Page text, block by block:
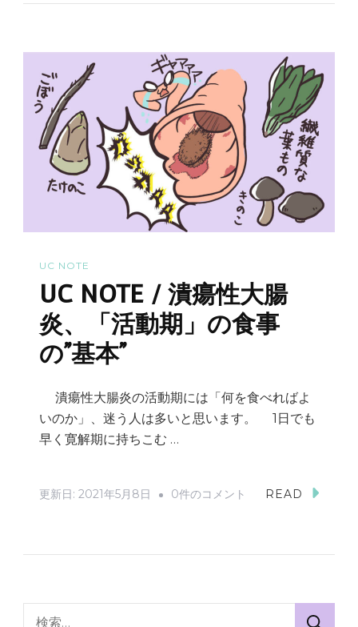
の
性
大
腸
炎
の
診
察
で
に
伝
え
き
つ！
UC NOTE
UC NOTE / 潰瘍性大腸
炎、「活動期」の食事
の”基本”
潰瘍性大腸炎の活動期には「何を食べればよ
いのか」、迷う人は多いと思います。 1日でも
早く寛解期に持ちこむ …
更新日: 2021年5月8日
UC
0件のコメント READ